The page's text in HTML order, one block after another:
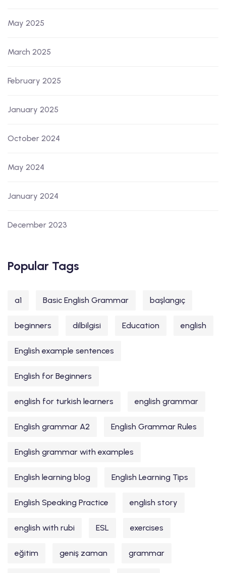
May 2025
March 2025
February 2025
January 2025
October 2024
May 2024
January 2024
December 2023
Popular Tags
a1 Basic English Grammar başlangıç
beginners dilbilgisi Education english
English example sentences
English for Beginners
english for turkish learners english grammar
English grammar A2 English Grammar Rules
English grammar with examples
English learning blog English Learning Tips
English Speaking Practice english story
english with rubi ESL exercises
eğitim geniş zaman grammar